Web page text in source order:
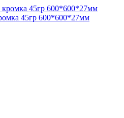
45гр 600*600*27мм